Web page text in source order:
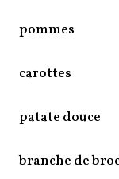
pommes
carottes
patate douce
branche de